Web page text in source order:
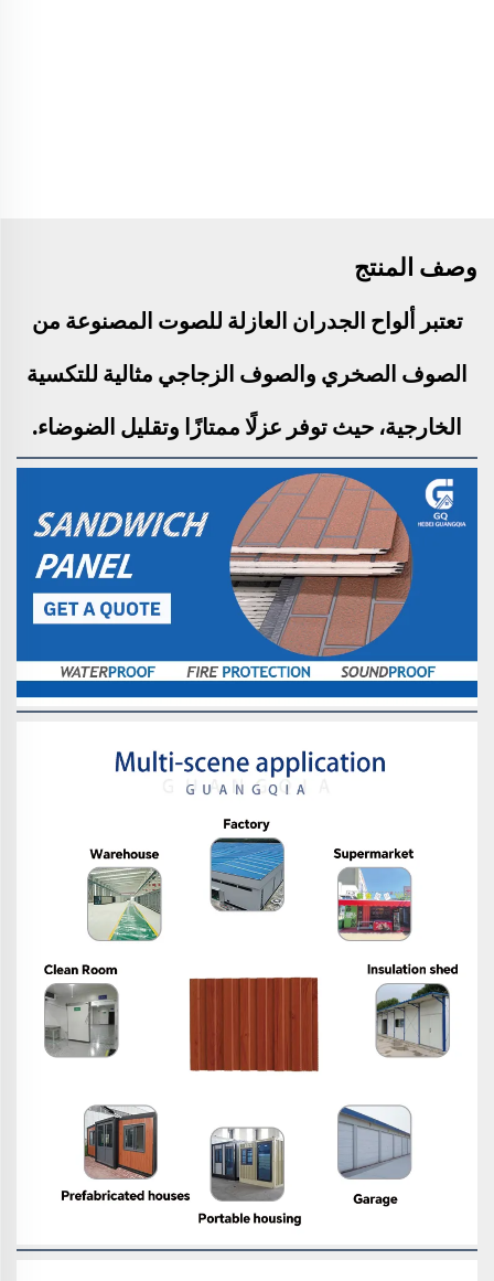
وصف المنتج
تعتبر ألواح الجدران العازلة للصوت المصنوعة من
الصوف الصخري والصوف الزجاجي مثالية للتكسية
الخارجية، حيث توفر عزلًا ممتازًا وتقليل الضوضاء.